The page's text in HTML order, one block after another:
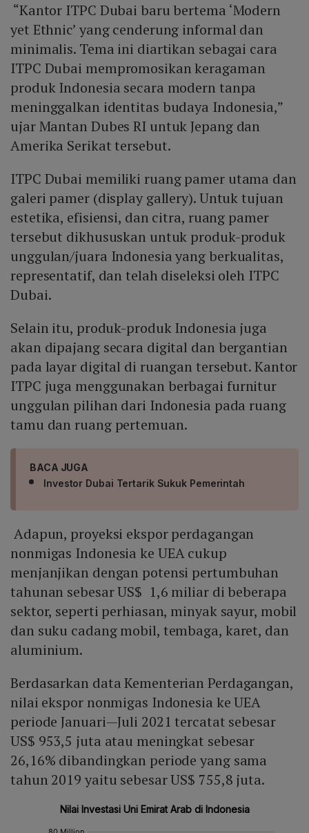
“Kantor ITPC Dubai baru bertema ‘Modern
yet Ethnic’ yang cenderung informal dan
minimalis. Tema ini diartikan sebagai cara
ITPC Dubai mempromosikan keragaman
produk Indonesia secara modern tanpa
meninggalkan identitas budaya Indonesia,”
ujar Mantan Dubes RI untuk Jepang dan
Amerika Serikat tersebut.
ITPC Dubai memiliki ruang pamer utama dan
galeri pamer (display gallery). Untuk tujuan
estetika, efisiensi, dan citra, ruang pamer
tersebut dikhususkan untuk produk-produk
unggulan/juara Indonesia yang berkualitas,
representatif, dan telah diseleksi oleh ITPC
Dubai.
Selain itu, produk-produk Indonesia juga
akan dipajang secara digital dan bergantian
pada layar digital di ruangan tersebut. Kantor
ITPC juga menggunakan berbagai furnitur
unggulan pilihan dari Indonesia pada ruang
tamu dan ruang pertemuan.
BACA JUGA
Investor Dubai Tertarik Sukuk Pemerintah
Adapun, proyeksi ekspor perdagangan
nonmigas Indonesia ke UEA cukup
menjanjikan dengan potensi pertumbuhan
tahunan sebesar US$ 1,6 miliar di beberapa
sektor, seperti perhiasan, minyak sayur, mobil
dan suku cadang mobil, tembaga, karet, dan
aluminium.
Berdasarkan data Kementerian Perdagangan,
nilai ekspor nonmigas Indonesia ke UEA
periode Januari—Juli 2021 tercatat sebesar
US$ 953,5 juta atau meningkat sebesar
26,16% dibandingkan periode yang sama
tahun 2019 yaitu sebesar US$ 755,8 juta.